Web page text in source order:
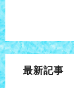
最新記事